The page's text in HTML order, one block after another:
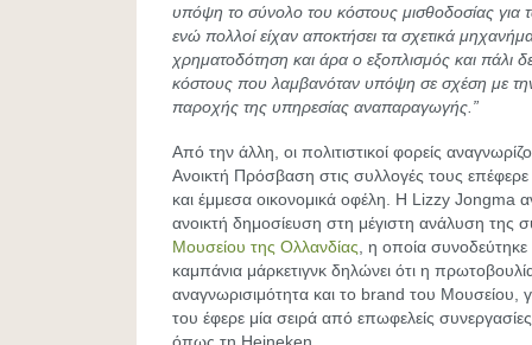
υπόψη το σύνολο του κόστους μισθοδοσίας για
ενώ πολλοί είχαν αποκτήσει τα σχετικά
χρηματοδότηση και άρα ο εξοπλισμός και πάλι
κόστους που λαμβανόταν υπόψη σε σχέση με
παροχής της υπηρεσίας αναπαραγωγής.”
Από την άλλη, οι πολιτιστικοί φορείς
Ανοικτή Πρόσβαση στις συλλογές τους
και έμμεσα οικονομικά οφέλη. Η Lizzy Jongma
ανοικτή δημοσίευση στη μέγιστη ανάλυση της
Μουσείου της Ολλανδίας, η οποία
καμπάνια μάρκετιγνκ δηλώνει ότι η
αναγνωρισιμότητα και το brand του Μουσείου,
του έφερε μία σειρά από επωφελείς συνεργασίες